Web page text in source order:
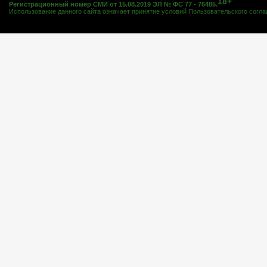
Регистрационный номер СМИ от 15.08.2019 ЭЛ № ФС 77 - 76485.
Использование данного сайта означает принятие условий Пользовательского